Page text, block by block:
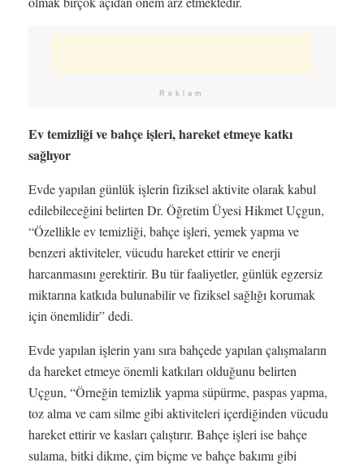
Reklam
Ev temizliği ve bahçe işleri, hareket etmeye katkı
sağlıyor
Evde yapılan günlük işlerin fiziksel aktivite olarak kabul
edilebileceğini belirten Dr. Öğretim Üyesi Hikmet Uçgun,
“Özellikle ev temizliği, bahçe işleri, yemek yapma ve
benzeri aktiviteler, vücudu hareket ettirir ve enerji
harcanmasını gerektirir. Bu tür faaliyetler, günlük egzersiz
miktarına katkıda bulunabilir ve fiziksel sağlığı korumak
için önemlidir” dedi.
Evde yapılan işlerin yanı sıra bahçede yapılan çalışmaların
da hareket etmeye önemli katkıları olduğunu belirten
Uçgun, “Örneğin temizlik yapma süpürme, paspas yapma,
toz alma ve cam silme gibi aktiviteleri içerdiğinden vücudu
hareket ettirir ve kasları çalıştırır. Bahçe işleri ise bahçe
sulama, bitki dikme, çim biçme ve bahçe bakımı gibi